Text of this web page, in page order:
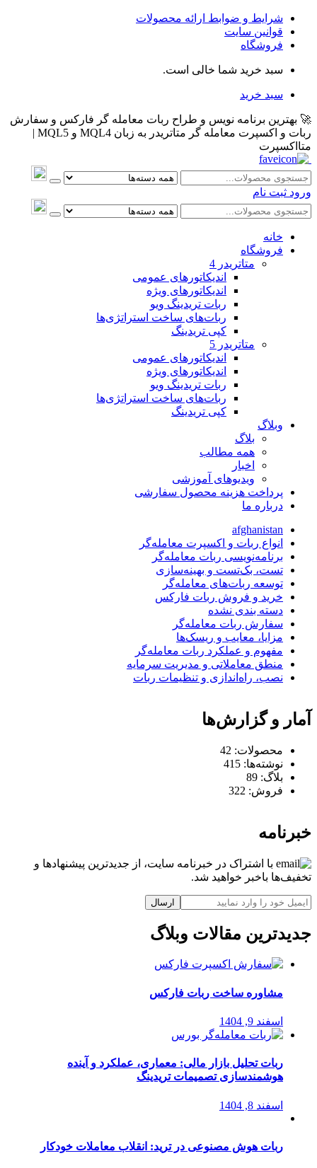
شرایط و ضوابط ارائه محصولات
قوانین سایت
فروشگاه
سبد خرید شما خالی است.
سبد خرید
🚀 بهترین برنامه نویس و طراح ربات معامله گر فارکس و سفارش
ربات و اکسپرت معامله گر متاتریدر به زبان MQL4 و MQL5 |
متااکسپرت
ورود ثبت نام
خانه
فروشگاه
متاتريدر 4
اندیکاتورهای عمومی
اندیکاتورهای ویژه
ربات تریدینگ ویو
ربات‌های ساخت استراتژی‌ها
کپی تریدینگ
متاتريدر 5
اندیکاتورهای عمومی
اندیکاتورهای ویژه
ربات تریدینگ ویو
ربات‌های ساخت استراتژی‌ها
کپی تریدینگ
وبلاگ
بلاگ
همه مطالب
اخبار
ویدیوهای آموزشی
پرداخت هزینه محصول سفارشی
درباره ما
afghanistan
انواع ربات و اکسپرت معامله‌گر
برنامه‌نویسی ربات معامله‌گر
تست، بک‌تست و بهینه‌سازی
توسعه ربات‌های معامله‌گر
خرید و فروش ربات فارکس
دسته بندی نشده
سفارش ربات معامله‌گر
مزایا، معایب و ریسک‌ها
مفهوم و عملکرد ربات معامله‌گر
منطق معاملاتی و مدیریت سرمایه
نصب، راه‌اندازی و تنظیمات ربات
آمار و گزارش‌ها
محصولات: 42
نوشته‌ها: 415
بلاگ: 89
فروش: 322
خبرنامه
با اشتراک در خبرنامه سایت، از جدیدترین پیشنهادها و
تخفیف‌ها باخبر خواهید شد.
ارسال
جدیدترین مقالات وبلاگ
مشاوره ساخت ربات فارکس
اسفند 9, 1404
ربات تحلیل بازار مالی: معماری، عملکرد و آینده
هوشمندسازی تصمیمات تریدینگ
اسفند 8, 1404
ربات هوش مصنوعی در ترید: انقلاب معاملات خودکار